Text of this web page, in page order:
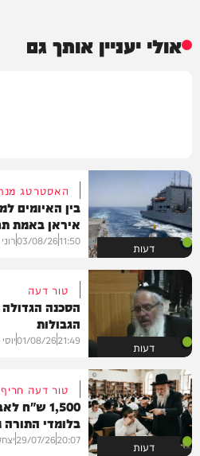
אולי יעניין אותך גם
דעות
האסטרטג
בין האיומים
איראן באמת
11:50
03/08/26
דעות
טור דעה
הסכנה הגדולה
הגבולות
21:49
01/08/26
דעות
טור דעה חריף
1,500
בלומדי התורה
20:07
29/07/26